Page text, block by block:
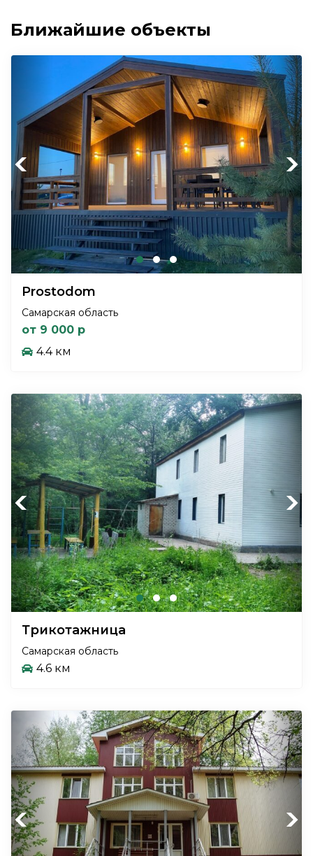
Ближайшие объекты
Previous Next
Prostodom
Самарская область
от 9 000 р
4.4 км
Previous Next
Трикотажница
Самарская область
4.6 км
Previous Next